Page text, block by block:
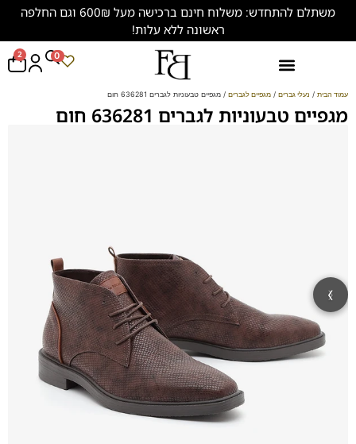
משתלם להתחדש: משלוח חינם ברכישה מעל 600₪ וגם החלפה
ראשונה ללא עלות!
2 0
עמוד הבית / נעלי גברים / מגפיים לגברים / מגפיים טבעוניות לגברים 636281 חום
מגפיים טבעוניות לגברים 636281 חום
‹
›